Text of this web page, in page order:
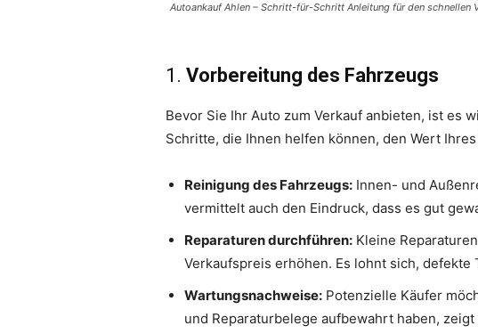
Autoankauf Ahlen – Schritt-für-Schritt Anleitung für den schnellen
1. Vorbereitung des Fahrzeugs
Bevor Sie Ihr Auto zum Verkauf anbieten, ist es
Schritte, die Ihnen helfen können, den Wert
Reinigung des Fahrzeugs: Innen- und
vermittelt auch den Eindruck, dass es gut
Reparaturen durchführen: Kleine
Verkaufspreis erhöhen. Es lohnt sich,
Wartungsnachweise: Potenzielle Käufer
und Reparaturbelege aufbewahrt haben,